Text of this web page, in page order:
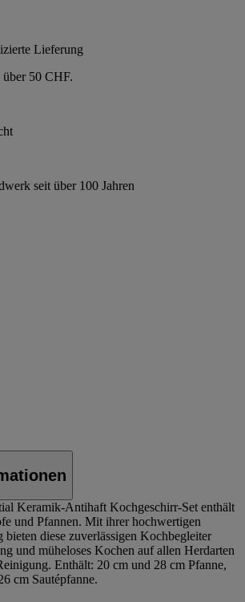
Lieferung
50 CHF.
seit über 100 Jahren
Keramik-Antihaft Kochgeschirr-Set enthält
und Pfannen. Mit ihrer hochwertigen
diese zuverlässigen Kochbegleiter
und müheloses Kochen auf allen Herdarten
Enthält: 20 cm und 28 cm Pfanne,
cm Sautépfanne.